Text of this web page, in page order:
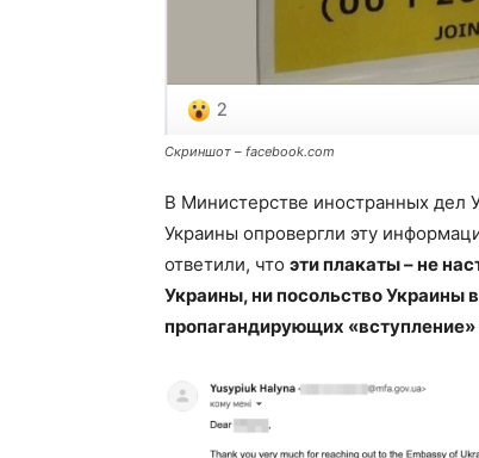
Скриншот – facebook.com
В Министерстве иностранных дел
Украины опровергли эту
ответили, что эти плакаты – не
Украины, ни посольство Украины
пропагандирующих